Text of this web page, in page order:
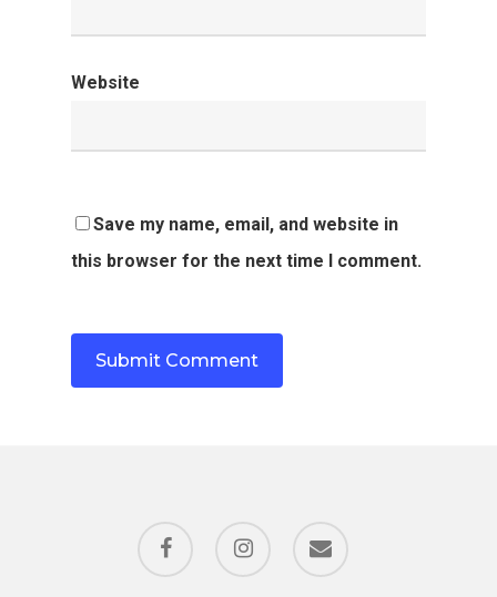
Website
Save my name, email, and website in
this browser for the next time I comment.
facebook instagram email